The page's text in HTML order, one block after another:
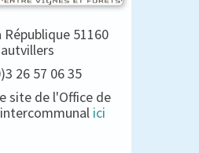
République 51160
26 57 06 35
site de l'Office de
ici